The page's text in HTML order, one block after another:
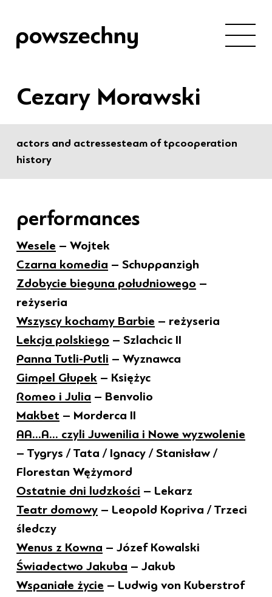
Cezary Morawski
actors and actressesteam of tpcooperation
history
performances
Wesele – Wojtek
Czarna komedia – Schuppanzigh
Zdobycie bieguna południowego –
reżyseria
Wszyscy kochamy Barbie – reżyseria
Lekcja polskiego – Szlachcic II
Panna Tutli-Putli – Wyznawca
Gimpel Głupek – Księżyc
Romeo i Julia – Benvolio
Makbet – Morderca II
AA...A... czyli Juwenilia i Nowe wyzwolenie
– Tygrys / Tata / Ignacy / Stanisław /
Florestan Wężymord
Ostatnie dni ludzkości – Lekarz
Teatr domowy – Leopold Kopriva / Trzeci
śledczy
Wenus z Kowna – Józef Kowalski
Świadectwo Jakuba – Jakub
Wspaniałe życie – Ludwig von Kuberstrof